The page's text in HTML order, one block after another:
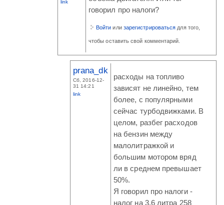
link
говорил про налоги?
Войти или зарегистрироваться для того,
чтобы оставить свой комментарий.
prana_dk
Сб, 2016-12-
31 14:21
link
расходы на топливо
зависят не линейно, тем
более, с популярными
сейчас турбодвижками. В
целом, разбег расходов
на бензин между
малолитражкой и
большим мотором вряд
ли в среднем превышает
50%.
Я говорил про налоги -
налог на 3.6 литра 258